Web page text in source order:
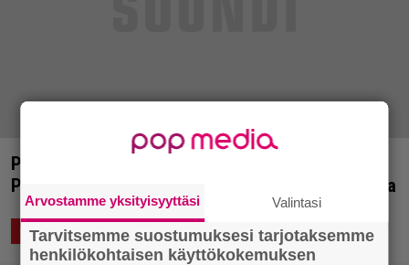
Puntala-rock julkisti ensimmäiset esiintyjät –
Punk-festivaaleille tullaan aina Meksikosta saakka
ELÄVÄ MUSIIKKI 21.3.2017 09:03 Vesa Siltanen
Arvostamme yksityisyyttäsi Valintasi
Tarvitsemme suostumuksesi tarjotaksemme
henkilökohtaisen käyttökokemuksen